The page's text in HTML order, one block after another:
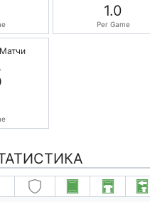
1.0
Per Game